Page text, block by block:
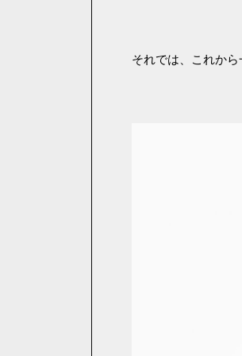
それでは、これか